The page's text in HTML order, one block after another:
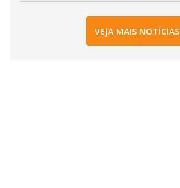
VEJA MAIS NOTÍCIAS